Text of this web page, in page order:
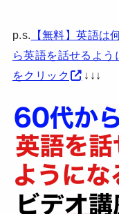
p.s. 【無料】英語は
ら英語を話せるよ
をクリック
↓↓↓